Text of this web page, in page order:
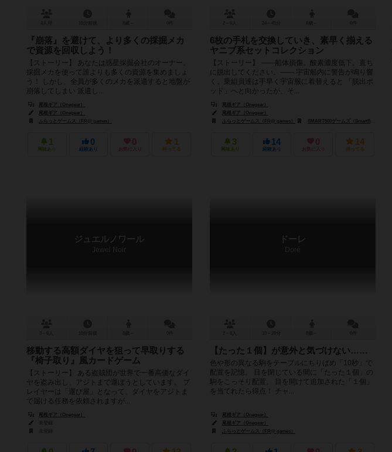
『崩落』を避けて、より多くの採掘メカ
で資源を回収しよう！
【ストーリー】 あなたは惑星採掘会社のオーナー。
採掘メカを使って誰よりも多くの資源を集めましょ
う！ しかし、全員が多くのメカを派遣すると地盤が
崩落してしまい 派遣し...
尾根ギア（Onegear）
尾根ギア（Onegear）
ふらっとゲームス（FR@ games）
1
興味あり
0
経験あり
0
お気に入り
1
持ってる
6枚の手札を交換していき、素早く揃える
ヤニブ系セットコレクション
【ストーリー】 ――船体損傷。酸素濃度低下。直ち
に脱出してください。―― 宇宙船内に警告が鳴り響
く。乗組員達は手早く宇宙服に着替えると 「脱出ポ
ッド」へと向かったが、そ...
尾根ギア（Onegear）
尾根ギア（Onegear）
ふらっとゲームス（FR@ games）
SMART500ゲームズ（Smart500 Games）
3
興味あり
14
経験あり
0
お気に入り
14
持ってる
ジュエルノワール
Jewel Noir
移動する高額ダイヤを狙って早取りする
『椅子取り』風カードゲーム
【ストーリー】 ある盗賊団が世界で一番高価なダイ
ヤを盗み出し、アジトまで運ぼうとしています。 プ
レイヤーは「運び屋」となって、ダイヤをアジトま
で届ける任務を依頼されますが...
尾根ギア（Onegear）
ドーレ
Doré
【たった１個】が意外と気づけない……
色や形の異なる駒をテーブルにちりばめ「10秒」で
配置を記憶。 目を閉じている間に「たった１個」の
駒をこっそり配置。 目を開けて追加された「１個」
を当てれたら得点！ チャ...
尾根ギア（Onegear）
尾根ギア（Onegear）
ふらっとゲームス（FR@ games）